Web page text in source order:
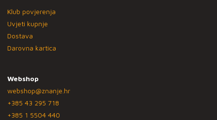
Klub povjerenja
Uvjeti kupnje
Dostava
Darovna kartica
Webshop
webshop@znanje.hr
+385 43 295 718
+385 1 5504 440